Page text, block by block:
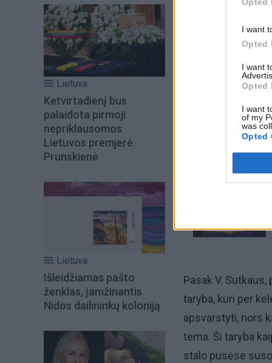
I want
Opted
I want
Opted
I want
of my
was
Opted
Lietuva
Ketvirtadienį bus
palaidota pirmoji
nepriklausomos
Lietuvos premjerė
Prunskienė
Lietuva
Išleidžiamas pašto
ženklas, įamžinantis
Nidos dailininkų koloniją
Šiuo metu
Pasak V.
taryba, kuri per
apsvarstyti, nors
tema. Ši taryba
stalo pusėse